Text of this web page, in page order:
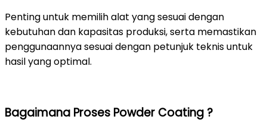
Penting untuk memilih alat yang sesuai dengan
kebutuhan dan kapasitas produksi, serta memastikan
penggunaannya sesuai dengan petunjuk teknis untuk
hasil yang optimal.
Bagaimana Proses Powder Coating ?